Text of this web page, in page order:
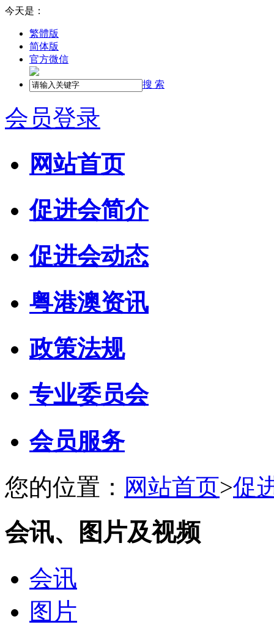
今天是：
繁體版
简体版
官方微信
搜 索
会员登录
网站首页
促进会简介
促进会动态
粤港澳资讯
政策法规
专业委员会
会员服务
您的位置： 网站首页>促
会讯、图片及视频
会讯
图片